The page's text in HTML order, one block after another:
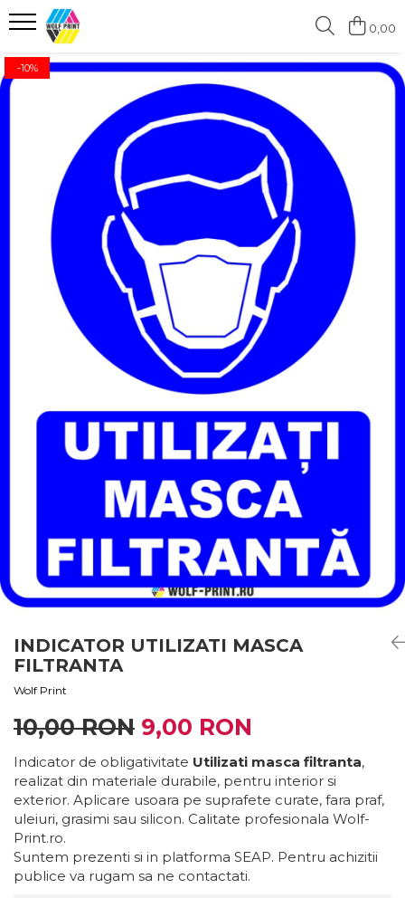
Produse Categorii
Stickere pentru Produse Bio &
Stickere personalizate printate
si decupate
Stickere copii
Stickere educationale
Stickere decorative
Stickere personalizate
Carti de Vizita
Sisteme de Afisare
Placute Gravate Personalizate
Stickere Decorative
Stickere Decorative Model 3D
Stickere Decorative Textura Lemn
Stickere Decorative Copii
Stickere Decorative Model
Caramida
Stickere Decorative Textura Beton
Tablouri Canvas
Tablouri Canvas Arhitectura
Tablou Canvas Animale
Plicuri Bani Nunta
Meniuri Nunta
Invitatii Premium pentru Nunta
Plicuri Bani Botez
Suport/Coaster din Lemn
Indicatoare de Securitate
Indicatoare de Avertizare
0,00
INDICATOR UTILIZATI MASCA
FILTRANTA
Wolf Print
-10%
10,00 RON 9,00 RON
Indicator de obligativitate Utilizati masca filtranta,
realizat din materiale durabile, pentru interior si
exterior. Aplicare usoara pe suprafete curate, fara praf,
uleiuri, grasimi sau silicon. Calitate profesionala Wolf-
Print.ro.
Suntem prezenti si in platforma SEAP. Pentru achizitii
publice va rugam sa ne contactati.